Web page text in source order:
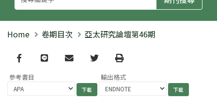
Home 卷期目次 亞太研究論壇第46期
Facebook
line email TwitterPrint
參考書目 輸出格式